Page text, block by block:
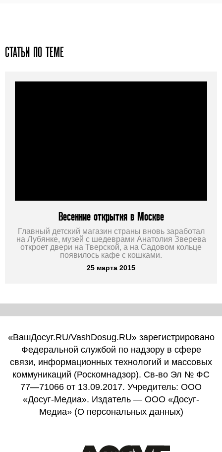
СТАТЬИ ПО ТЕМЕ
Весенние открытия в Москве
Главный детский магазин страны вновь заработал
на Лубянке, музей с шедеврами Анатолия Зверева
откроет двери на Тверской, а на Садовом кольце
появилось кафе с кошками.
25 марта 2015
«ВашДосуг.RU/VashDosug.RU» зарегистрировано
Федеральной службой по надзору в сфере
связи, информационных технологий и массовых
коммуникаций (Роскомнадзор). Св-во Эл № ФС
77—71066 от 13.09.2017. Учредитель: ООО
«Досуг-Медиа». Издатель — ООО «Досуг-
Медиа» (О персональных данных)